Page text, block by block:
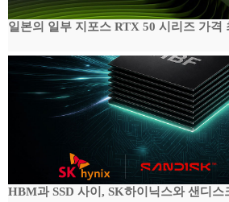
일본의 일부 지포스 RTX 50 시리즈 가격
HBM과 SSD 사이, SK하이닉스와 샌디스